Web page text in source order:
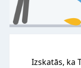
Izskatās, ka